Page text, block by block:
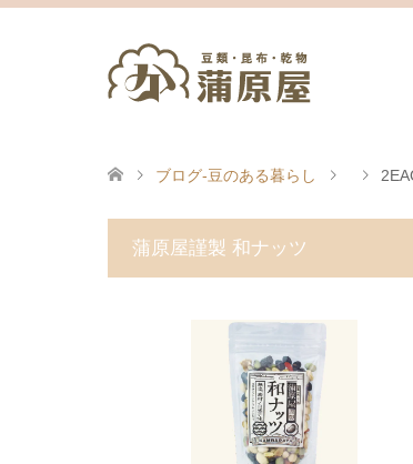
ブログ-豆のある暮らし
蒲原屋謹製 和ナッツ